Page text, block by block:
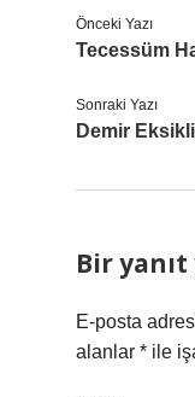
Önceki Yazı
Tecessüm
Sonraki Yazı
Demir
Bir yanıt
E-posta
alanlar * ile